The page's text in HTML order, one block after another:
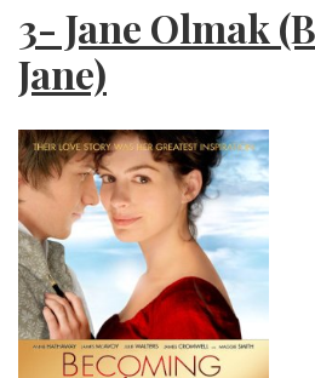
3- Jane Olmak
Jane)